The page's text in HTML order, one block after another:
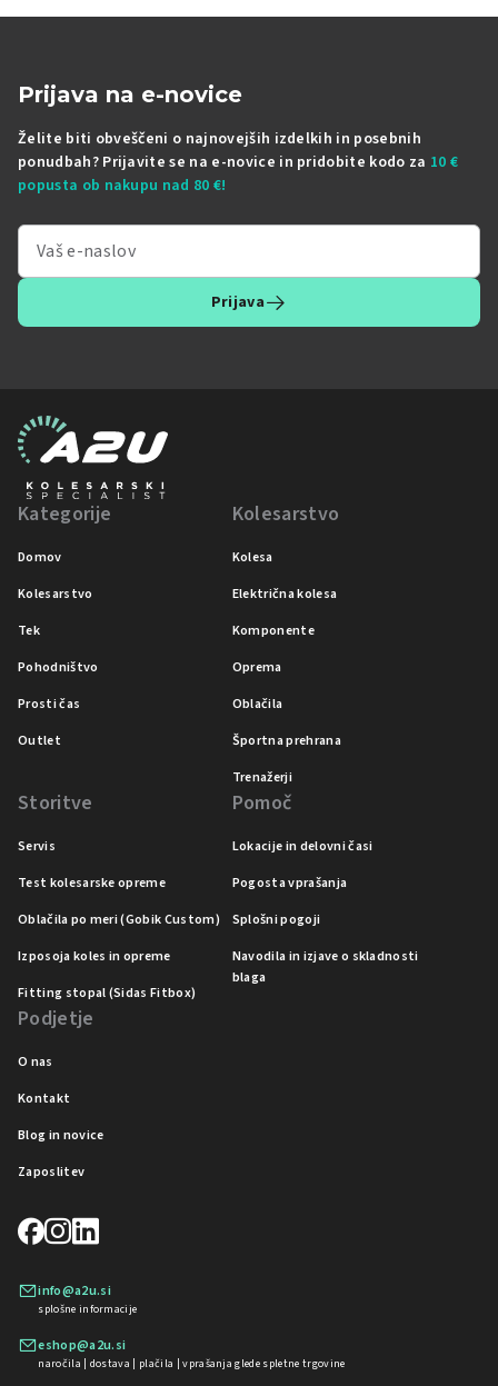
Prijava na e-novice
Želite biti obveščeni o najnovejših izdelkih in posebnih
ponudbah? Prijavite se na e-novice in pridobite kodo za 10 €
popusta ob nakupu nad 80 €!
Prijava
Kategorije
Domov
Kolesarstvo
Tek
Pohodništvo
Prosti čas
Outlet
Kolesarstvo
Kolesa
Električna kolesa
Komponente
Oprema
Oblačila
Športna prehrana
Trenažerji
Storitve
Servis
Test kolesarske opreme
Oblačila po meri (Gobik Custom)
Izposoja koles in opreme
Fitting stopal (Sidas Fitbox)
Pomoč
Lokacije in delovni časi
Pogosta vprašanja
Splošni pogoji
Navodila in izjave o skladnosti
blaga
Podjetje
O nas
Kontakt
Blog in novice
Zaposlitev
info@a2u.si
splošne informacije
eshop@a2u.si
naročila | dostava | plačila | vprašanja glede spletne trgovine